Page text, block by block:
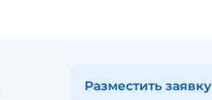
Разместить заявку